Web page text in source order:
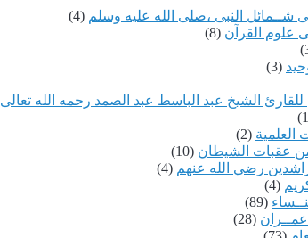
شــمائل النبى ،صلى الله عليه وسلم (4)
علوم القرآن (8)
(3)
الشيخ عبد الباسط عبد الصمد رحمه الله تعالى
العلمية (2)
من عقبات الشيطان (10)
رضي الله عنهم (4)
(4)
(89)
(28)